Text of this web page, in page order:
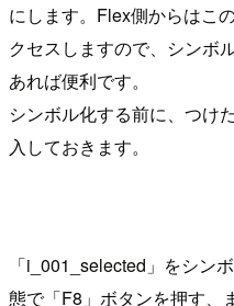
にします。Flex側からはこ
クセスしますので、シンボ
あれば便利です。
シンボル化する前に、つけ
入しておきます。
「i_001_selected」をシン
態で「F8」ボタンを押す、